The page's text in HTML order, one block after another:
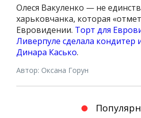
Олеся Вакуленко — не
харьковчанка, которая
Евровидении. Торт для
Ливерпуле сделала кондитер
Динара Касько.
Автор: Оксана Горун